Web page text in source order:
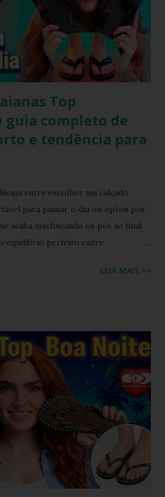
Top
guia completo de
e tendência para
entre escolher um calçado
para passar o dia ou optou por
acaba machucando os pés ao final
equilíbrio perfeito entre
na moda feminina e urbana.
aquele elástico de cabelo
conquistou passarelas, vitrines
principais influenciadoras de moda.
de resgate retrô com toque
trouxe uma inovação que une
O Chinelo Havaianas Top
como essa resposta
da lendária sola de borracha
de tecido drapeado com
LEIA MAIS >>